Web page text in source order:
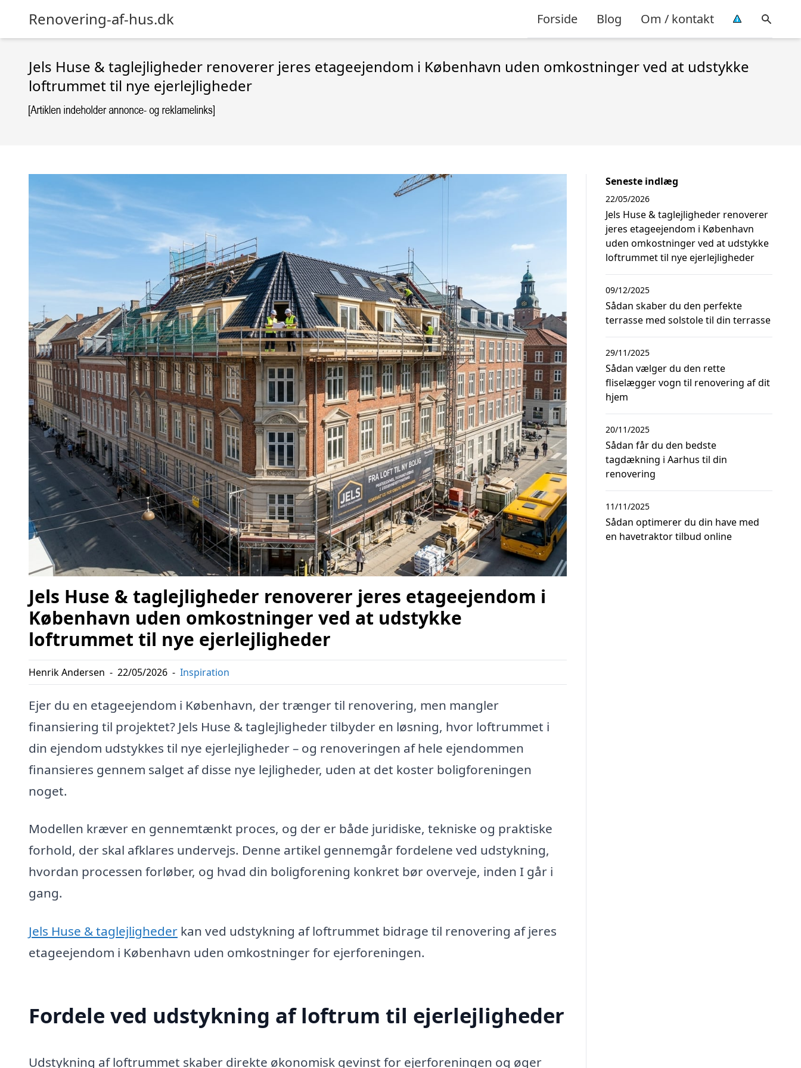
Renovering-af-hus.dk Forside Blog Om / kontakt
Jels Huse & taglejligheder renoverer jeres etageejendom i København uden omkostninger ved at udstykke
loftrummet til nye ejerlejligheder
Jels Huse & taglejligheder renoverer jeres etageejendom i
København uden omkostninger ved at udstykke
loftrummet til nye ejerlejligheder
Henrik Andersen - 22/05/2026 - Inspiration
Ejer du en etageejendom i København, der trænger til renovering, men mangler
finansiering til projektet? Jels Huse & taglejligheder tilbyder en løsning, hvor loftrummet i
din ejendom udstykkes til nye ejerlejligheder – og renoveringen af hele ejendommen
finansieres gennem salget af disse nye lejligheder, uden at det koster boligforeningen
noget.
Modellen kræver en gennemtænkt proces, og der er både juridiske, tekniske og praktiske
forhold, der skal afklares undervejs. Denne artikel gennemgår fordelene ved udstykning,
hvordan processen forløber, og hvad din boligforening konkret bør overveje, inden I går i
gang.
Jels Huse & taglejligheder kan ved udstykning af loftrummet bidrage til renovering af jeres
etageejendom i København uden omkostninger for ejerforeningen.
Fordele ved udstykning af loftrum til ejerlejligheder
Udstykning af loftrummet skaber direkte økonomisk gevinst for ejerforeningen og øger
Seneste indlæg
Jels Huse & taglejligheder renoverer
jeres etageejendom i København
uden omkostninger ved at udstykke
loftrummet til nye ejerlejligheder
22/05/2026
Sådan skaber du den perfekte
terrasse med solstole til din terrasse
09/12/2025
Sådan vælger du den rette
fliselægger vogn til renovering af dit
hjem
29/11/2025
Sådan får du den bedste
tagdækning i Aarhus til din
renovering
20/11/2025
Sådan optimerer du din have med
en havetraktor tilbud online
11/11/2025